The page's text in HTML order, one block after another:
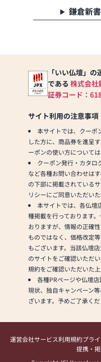
鎌倉新
「いい仏壇」の
である 株式会社
証券コード：
サイト利用の注意事項
本サイトでは、クーポ
した方に、商品券を進呈
ーポンの使い方について
クーポン発行・カタロ
など各種お問い合わせは
の下部に掲載されている
リシーにご同意いただい
本サイトでは、各仏壇
種掲載を行っております
おりますが、情報の正確
ものではなく、価格改定
もございます。当該仏壇
のサイトをご確認いただ
規約をご確認いただいた
各種PRページや仏壇
現状、独自キャンペーン
ざいます。予めご了承くだ
運営会社サービス利用規約プラ
提携・